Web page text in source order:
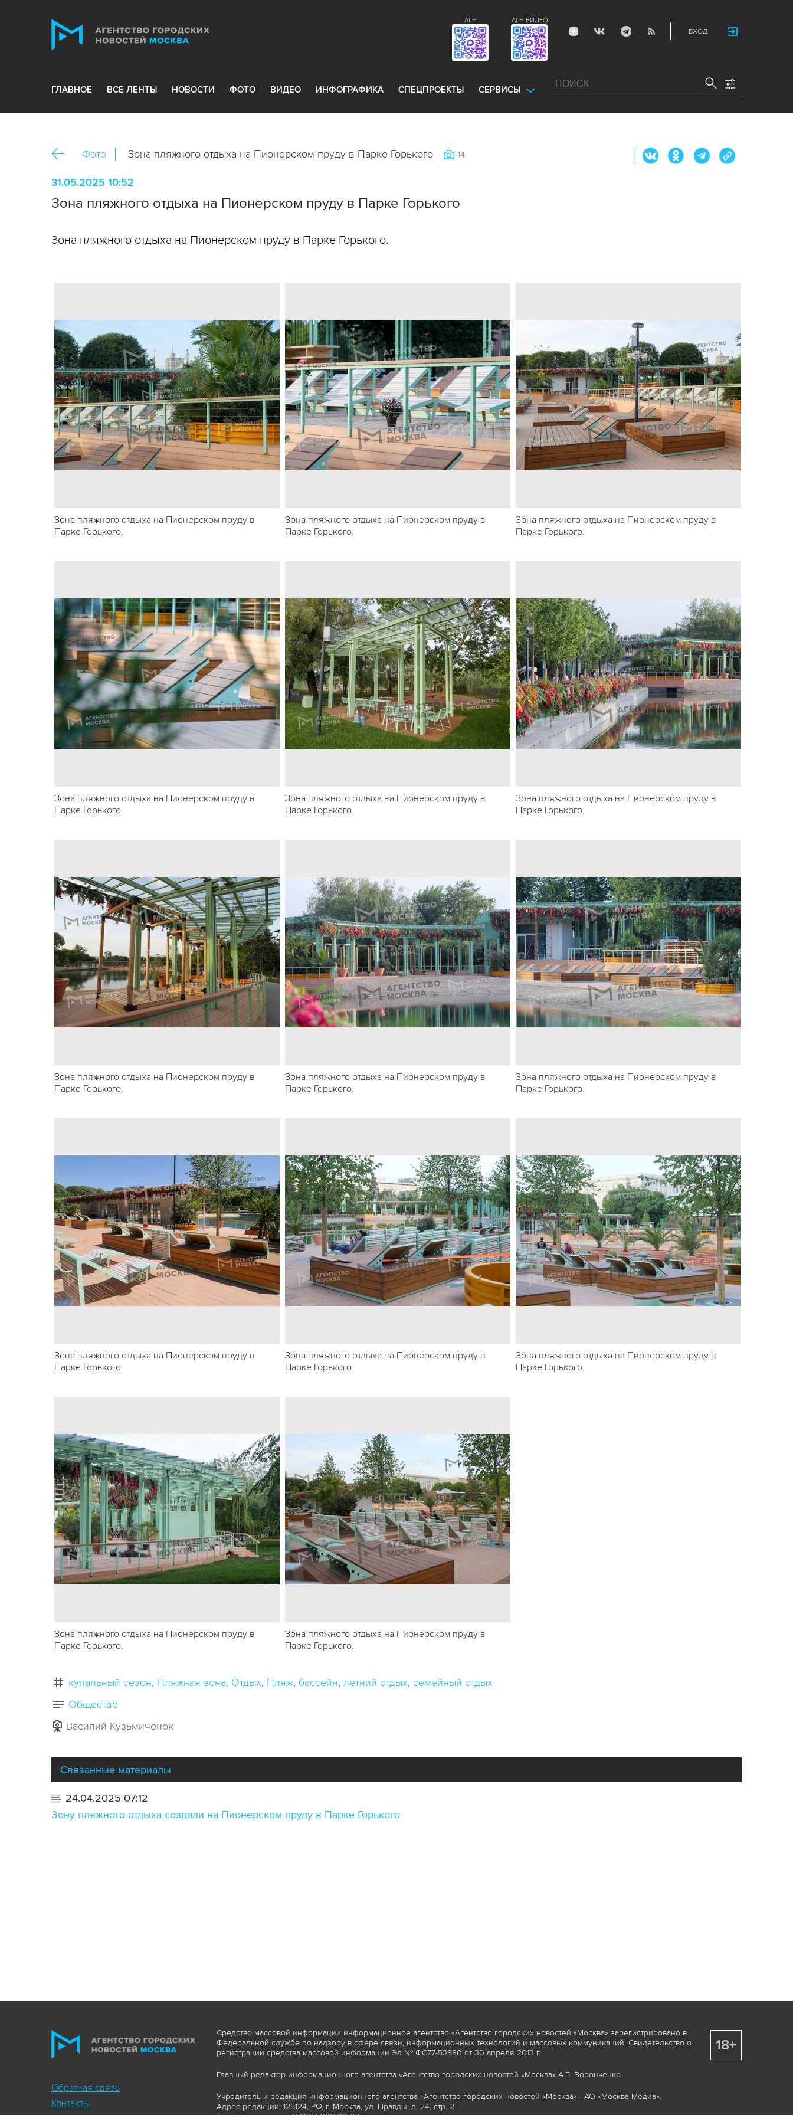
ВХОД
АГН ВИДЕО
АГН
ГЛАВНОЕ ВСЕ ЛЕНТЫ НОВОСТИ ФОТО ВИДЕО ИНФОГРАФИКА СПЕЦПРОЕКТЫ СЕРВИСЫ
Фото Зона пляжного отдыха на Пионерском пруду в Парке Горького 14
31.05.2025 10:52
Зона пляжного отдыха на Пионерском пруду в Парке Горького
Зона пляжного отдыха на Пионерском пруду в Парке Горького.
Зона пляжного отдыха на Пионерском пруду в
Парке Горького.
Зона пляжного отдыха на Пионерском пруду в
Парке Горького.
Зона пляжного отдыха на Пионерском пруду в
Парке Горького.
Зона пляжного отдыха на Пионерском пруду в
Парке Горького.
Зона пляжного отдыха на Пионерском пруду в
Парке Горького.
Зона пляжного отдыха на Пионерском пруду в
Парке Горького.
Зона пляжного отдыха на Пионерском пруду в
Парке Горького.
Зона пляжного отдыха на Пионерском пруду в
Парке Горького.
Зона пляжного отдыха на Пионерском пруду в
Парке Горького.
Зона пляжного отдыха на Пионерском пруду в
Парке Горького.
Зона пляжного отдыха на Пионерском пруду в
Парке Горького.
Зона пляжного отдыха на Пионерском пруду в
Парке Горького.
Зона пляжного отдыха на Пионерском пруду в
Парке Горького.
Зона пляжного отдыха на Пионерском пруду в
Парке Горького.
купальный сезон Пляжная зона Отдых Пляж бассейн летний отдых семейный отдых
Общество
Василий Кузьмичёнок
Связанные материалы
24.04.2025 07:12
Зону пляжного отдыха создали на Пионерском пруду в Парке Горького
Обратная связь
Контакты
Средство массовой информации информационное агентство «Агентство городских новостей «Москва» зарегистрировано в
Федеральной службе по надзору в сфере связи, информационных технологий и массовых коммуникаций. Свидетельство о
регистрации средства массовой информации Эл № ФС77-53980 от 30 апреля 2013 г.
Главный редактор информационного агентства «Агентство городских новостей «Москва» А.Б. Воронченко.
Учредитель и редакция информационного агентства «Агентство городских новостей «Москва» - АО «Москва Медиа».
Адрес редакции: 125124, РФ, г. Москва, ул. Правды, д. 24, стр. 2
18+